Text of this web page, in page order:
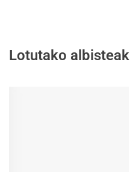
Lotutako albisteak